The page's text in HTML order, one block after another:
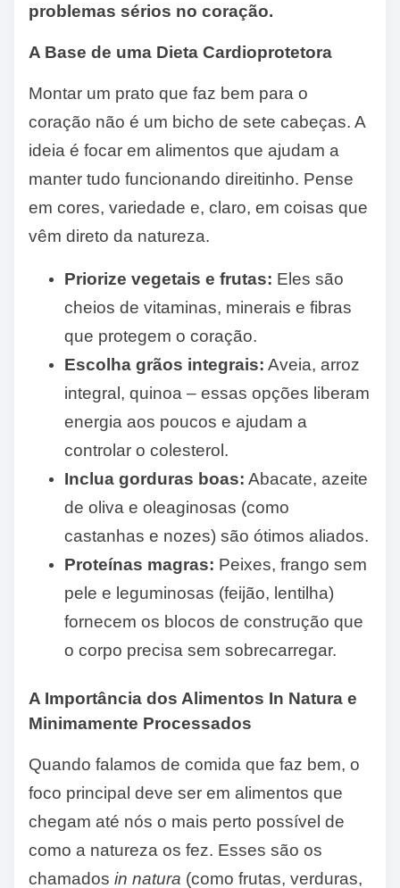
problemas sérios no coração.
A Base de uma Dieta Cardioprotetora
Montar um prato que faz bem para o
coração não é um bicho de sete cabeças. A
ideia é focar em alimentos que ajudam a
manter tudo funcionando direitinho. Pense
em cores, variedade e, claro, em coisas que
vêm direto da natureza.
Priorize vegetais e frutas: Eles são
cheios de vitaminas, minerais e fibras
que protegem o coração.
Escolha grãos integrais: Aveia, arroz
integral, quinoa – essas opções liberam
energia aos poucos e ajudam a
controlar o colesterol.
Inclua gorduras boas: Abacate, azeite
de oliva e oleaginosas (como
castanhas e nozes) são ótimos aliados.
Proteínas magras: Peixes, frango sem
pele e leguminosas (feijão, lentilha)
fornecem os blocos de construção que
o corpo precisa sem sobrecarregar.
A Importância dos Alimentos In Natura e
Minimamente Processados
Quando falamos de comida que faz bem, o
foco principal deve ser em alimentos que
chegam até nós o mais perto possível de
como a natureza os fez. Esses são os
chamados in natura (como frutas, verduras,